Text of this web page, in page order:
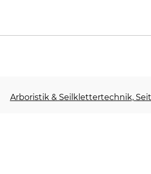
Arboristik & Seilklettertechnik,